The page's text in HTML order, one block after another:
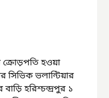
ক্রোড়পতি হওয়া
সিভিক ভলান্টিয়ার
হরিশ্চন্দ্রপুর ১